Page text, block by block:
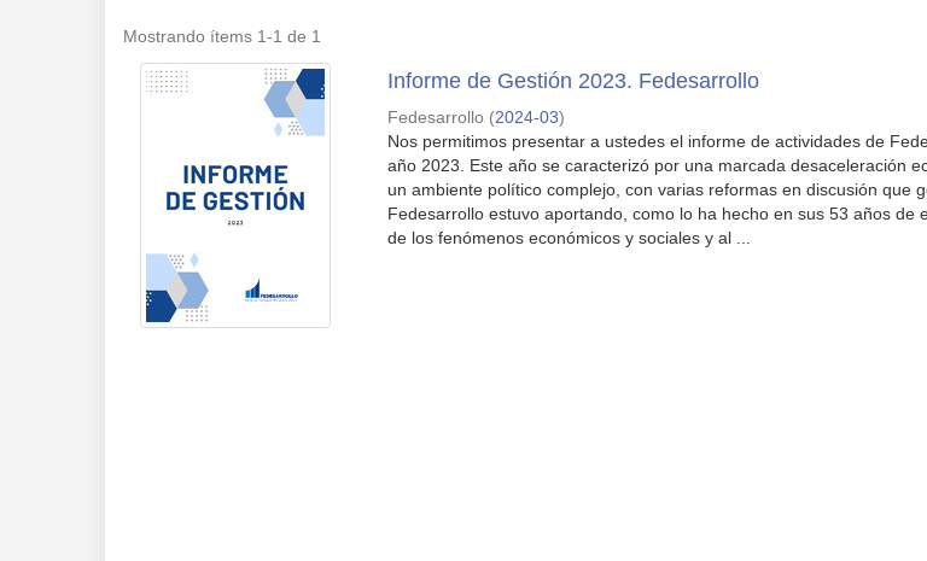
Mostrando ítems 1-1 de 1
Informe de Gestión 2023. Fedesarrollo
Fedesarrollo (2024-03)
Nos permitimos presentar a ustedes el informe de actividades de
año 2023. Este año se caracterizó por una marcada desaceleración
un ambiente político complejo, con varias reformas en discusión que
Fedesarrollo estuvo aportando, como lo ha hecho en sus 53 años de
de los fenómenos económicos y sociales y al ...